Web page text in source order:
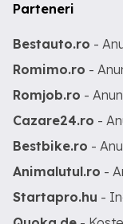
Parteneri
Bestauto.ro -
Romimo.ro -
Romjob.ro -
Cazare24.ro -
Bestbike.ro -
Animalutul.ro -
Startapro.hu -